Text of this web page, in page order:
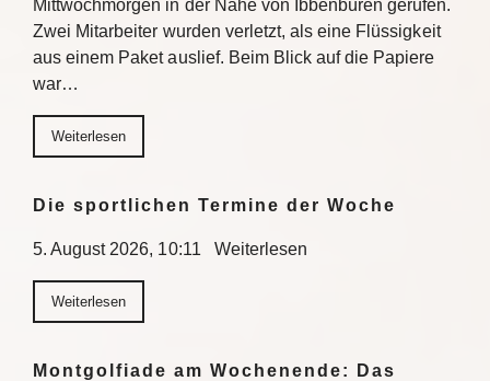
Mittwochmorgen in der Nähe von Ibbenbüren gerufen.
Zwei Mitarbeiter wurden verletzt, als eine Flüssigkeit
aus einem Paket auslief. Beim Blick auf die Papiere
war…
Weiterlesen
Die sportlichen Termine der Woche
5. August 2026, 10:11 Weiterlesen
Weiterlesen
Montgolfiade am Wochenende: Das